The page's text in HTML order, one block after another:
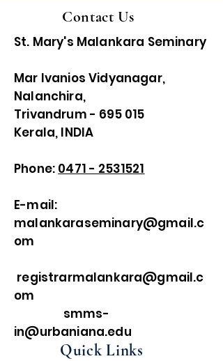
Contact Us
St. Mary's Malankara Seminary
Mar Ivanios Vidyanagar,
Nalanchira,
Trivandrum - 695 015
Kerala, INDIA
Phone: 0471 - 2531521
E-mail:
malankaraseminary@gmail.c
om
registrarmalankara@gmail.c
om
smms-
in@urbaniana.edu
Quick Links